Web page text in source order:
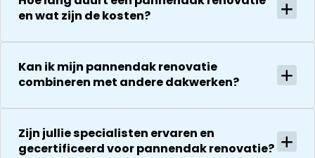
bedanken
uitvoering en
Het is nog
steeds
zeker een 5
sterren review
en offerte uit
Hoewel wij
offertes
hadden
aangevraagd
meteen
en wat zijn de kosten?
Kan ik mijn pannendak renovatie
combineren met andere dakwerken?
Zijn jullie specialisten ervaren en
gecertificeerd voor pannendak renovatie?